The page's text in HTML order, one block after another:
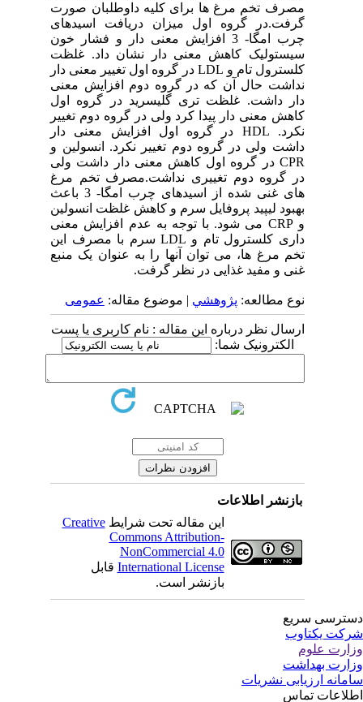
مصرف تخم مرغ ها برای کلیه داوطلبان صورت
گرفت.در گروه اول میزان دریافت اسیدهای
چرب امگا- 3 افزایش معنی دار و فشار خون
سیستولیک کاهش معنی دار نشان داد. غلظت
کلسترول تام و LDL در گروه اول تغییر معنی دار
نداشت حال آن که در گروه دوم افزایش معنی
دار داشت. غلظت تری گلیسرید در گروه اول
کاهش معنی دار پیدا کرد ولی در گروه دوم تغییر
نکرد. HDL در گروه اول افزایش معنی دار
داشت ولی در گروه دوم تغییر نکرد. انسولین و
CPR در گروه اول کاهش معنی دار داشت ولی
در گروه دوم تغییری نداشت.مصرف تخم مرغ
های غنی شده از اسیدهای چرب امگا- 3 باعث
بهبود لیپید پروفایل سرم و کاهش غلظت انسولین
و CRP می شود. با توجه به عدم افزایش معنی
داری کلسترول تام و LDL سرم با مصرف این
تخم مرغ ها، می توان آنها را به عنوان یک منبع
غنی و مفید غذایی در نظر گرفت.
نوع مطالعه:پژوهشي| موضوع مقاله:عمومى
ارسال نظر درباره این مقاله : نام کاربری یا پست
الکترونیک شما:
بازنشر اطلاعات
این مقاله تحت شرایطCreative
Commons Attribution-
NonCommercial 4.0
International Licenseقابل
بازنشر است.
سریع
یکتاوب
علوم
بهداشت
ارزیابی نشریات
تماس